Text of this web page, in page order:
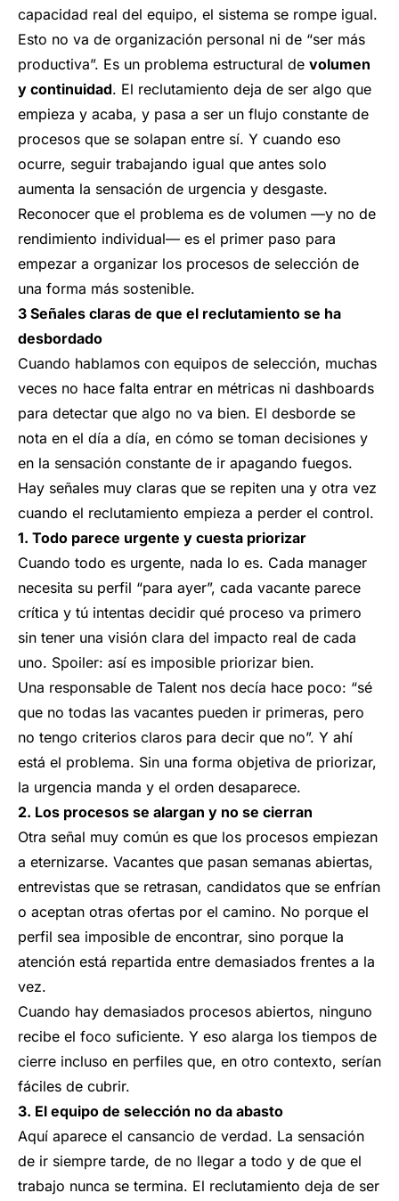
capacidad real del equipo, el sistema se rompe igual.
Esto no va de organización personal ni de “ser más
productiva”. Es un problema estructural de volumen
y continuidad. El reclutamiento deja de ser algo que
empieza y acaba, y pasa a ser un flujo constante de
procesos que se solapan entre sí. Y cuando eso
ocurre, seguir trabajando igual que antes solo
aumenta la sensación de urgencia y desgaste.
Reconocer que el problema es de volumen —y no de
rendimiento individual— es el primer paso para
empezar a organizar los procesos de selección de
una forma más sostenible.
3 Señales claras de que el reclutamiento se ha
desbordado
Cuando hablamos con equipos de selección, muchas
veces no hace falta entrar en métricas ni dashboards
para detectar que algo no va bien. El desborde se
nota en el día a día, en cómo se toman decisiones y
en la sensación constante de ir apagando fuegos.
Hay señales muy claras que se repiten una y otra vez
cuando el reclutamiento empieza a perder el control.
1. Todo parece urgente y cuesta priorizar
Cuando todo es urgente, nada lo es. Cada manager
necesita su perfil “para ayer”, cada vacante parece
crítica y tú intentas decidir qué proceso va primero
sin tener una visión clara del impacto real de cada
uno. Spoiler: así es imposible priorizar bien.
Una responsable de Talent nos decía hace poco: “sé
que no todas las vacantes pueden ir primeras, pero
no tengo criterios claros para decir que no”. Y ahí
está el problema. Sin una forma objetiva de priorizar,
la urgencia manda y el orden desaparece.
2. Los procesos se alargan y no se cierran
Otra señal muy común es que los procesos empiezan
a eternizarse. Vacantes que pasan semanas abiertas,
entrevistas que se retrasan, candidatos que se enfrían
o aceptan otras ofertas por el camino. No porque el
perfil sea imposible de encontrar, sino porque la
atención está repartida entre demasiados frentes a la
vez.
Cuando hay demasiados procesos abiertos, ninguno
recibe el foco suficiente. Y eso alarga los tiempos de
cierre incluso en perfiles que, en otro contexto, serían
fáciles de cubrir.
3. El equipo de selección no da abasto
Aquí aparece el cansancio de verdad. La sensación
de ir siempre tarde, de no llegar a todo y de que el
trabajo nunca se termina. El reclutamiento deja de ser